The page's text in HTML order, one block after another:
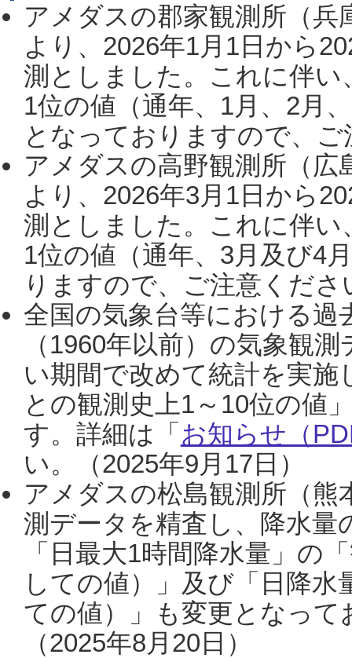
アメダスの郡家観測所（
より、2026年1月1日から
測としました。これに伴い
1位の値（通年、1月、2月
となっておりますので、
アメダスの高野観測所（
より、2026年3月1日から
測としました。これに伴い
1位の値（通年、3月及び4
りますので、ご注意くだ
全国の気象台等における過
（1960年以前）の気象観
い期間で改めて統計を実
との観測史上1～10位の値
す。詳細は「 お知らせ（
い。（2025年9月17日）
アメダスの松島観測所（熊
測データを精査し、降水
「日最大1時間降水量」の
しての値）」及び「日降
ての値）」も変更となっ
（2025年8月20日）